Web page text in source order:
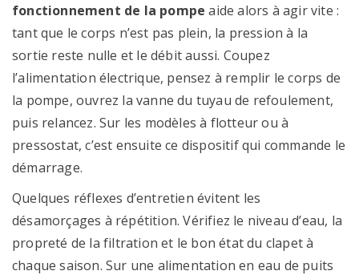
fonctionnement de la pompe aide alors à agir vite :
tant que le corps n’est pas plein, la pression à la
sortie reste nulle et le débit aussi. Coupez
l’alimentation électrique, pensez à remplir le corps de
la pompe, ouvrez la vanne du tuyau de refoulement,
puis relancez. Sur les modèles à flotteur ou à
pressostat, c’est ensuite ce dispositif qui commande le
démarrage.
Quelques réflexes d’entretien évitent les
désamorçages à répétition. Vérifiez le niveau d’eau, la
propreté de la filtration et le bon état du clapet à
chaque saison. Sur une alimentation en eau de puits